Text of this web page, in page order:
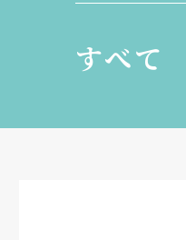
すべて